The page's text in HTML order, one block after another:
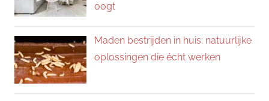
oogt
Maden bestrijden in huis: natuurlijke
oplossingen die écht werken